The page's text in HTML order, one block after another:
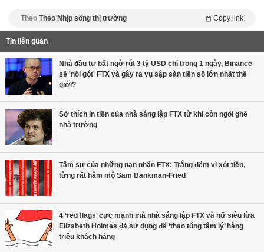
Theo Theo Nhịp sống thị trường Copy link
Tin liên quan
Nhà đầu tư bất ngờ rút 3 tỷ USD chỉ trong 1 ngày, Binance
sẽ 'nối gót' FTX và gây ra vụ sập sàn tiền số lớn nhất thế
giới?
Sở thích in tiền của nhà sáng lập FTX từ khi còn ngồi ghế
nhà trường
Tâm sự của những nạn nhân FTX: Trắng đêm vì xót tiền,
từng rất hâm mộ Sam Bankman-Fried
4 ‘red flags’ cực mạnh mà nhà sáng lập FTX và nữ siêu lừa
Elizabeth Holmes đã sử dụng để ‘thao túng tâm lý’ hàng
triệu khách hàng